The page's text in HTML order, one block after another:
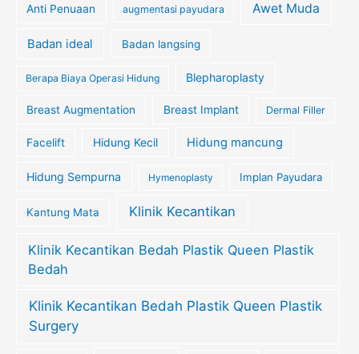
Anti Penuaan augmentasi payudara Awet Muda
Badan ideal Badan langsing
Berapa Biaya Operasi Hidung Blepharoplasty
Breast Augmentation Breast Implant Dermal Filler
Facelift Hidung Kecil Hidung mancung
Hidung Sempurna Hymenoplasty Implan Payudara
Kantung Mata Klinik Kecantikan
Klinik Kecantikan Bedah Plastik Queen Plastik
Bedah
Klinik Kecantikan Bedah Plastik Queen Plastik
Surgery